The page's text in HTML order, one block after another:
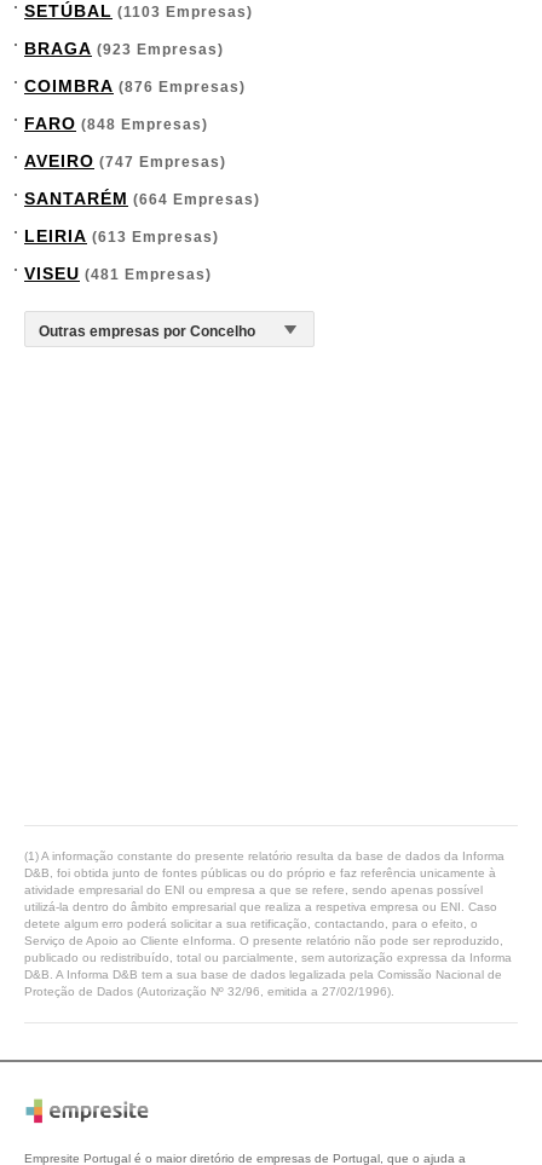
SETÚBAL (1103 Empresas)
BRAGA (923 Empresas)
COIMBRA (876 Empresas)
FARO (848 Empresas)
AVEIRO (747 Empresas)
SANTARÉM (664 Empresas)
LEIRIA (613 Empresas)
VISEU (481 Empresas)
(1) A informação constante do presente relatório resulta da base de dados da Informa
D&B, foi obtida junto de fontes públicas ou do próprio e faz referência unicamente à
atividade empresarial do ENI ou empresa a que se refere, sendo apenas possível
utilizá-la dentro do âmbito empresarial que realiza a respetiva empresa ou ENI. Caso
detete algum erro poderá solicitar a sua retificação, contactando, para o efeito, o
Serviço de Apoio ao Cliente eInforma. O presente relatório não pode ser reproduzido,
publicado ou redistribuído, total ou parcialmente, sem autorização expressa da Informa
D&B. A Informa D&B tem a sua base de dados legalizada pela Comissão Nacional de
Proteção de Dados (Autorização Nº 32/96, emitida a 27/02/1996).
Empresite Portugal é o maior diretório de empresas de Portugal, que o ajuda a